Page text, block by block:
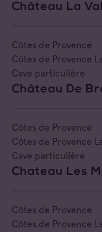
Château La
Côtes de Provence
Côtes de Provence
Cave particulière
Château De
Côtes de Provence
Côtes de Provence
Cave particulière
Chateau Les
Côtes de Provence
Côtes de Provence